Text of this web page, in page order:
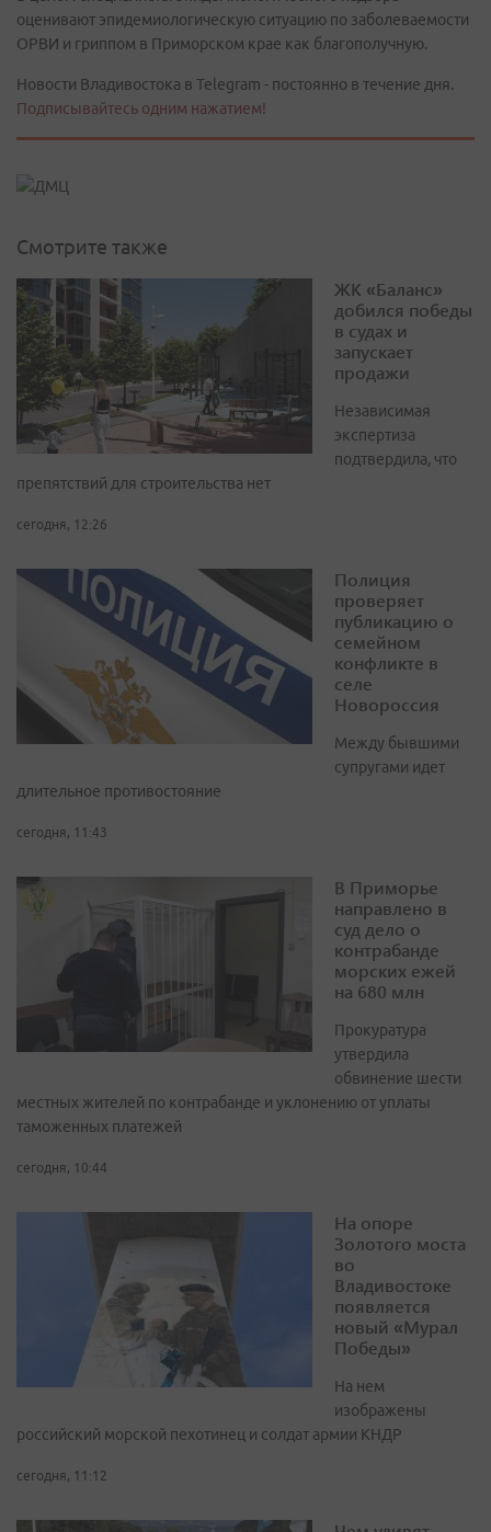
оценивают эпидемиологическую ситуацию по заболеваемости
ОРВИ и гриппом в Приморском крае как благополучную.
Новости Владивостока в Telegram - постоянно в течение дня.
Подписывайтесь одним нажатием!
Смотрите также
ЖК «Баланс»
добился победы
в судах и
запускает
продажи
Независимая
экспертиза
подтвердила, что
препятствий для строительства нет
сегодня, 12:26
Полиция
проверяет
публикацию о
семейном
конфликте в
селе
Новороссия
Между бывшими
супругами идет
длительное противостояние
сегодня, 11:43
В Приморье
направлено в
суд дело о
контрабанде
морских ежей
на 680 млн
Прокуратура
утвердила
обвинение шести
местных жителей по контрабанде и уклонению от уплаты
таможенных платежей
сегодня, 10:44
На опоре
Золотого моста
во
Владивостоке
появляется
новый «Мурал
Победы»
На нем
изображены
российский морской пехотинец и солдат армии КНДР
сегодня, 11:12